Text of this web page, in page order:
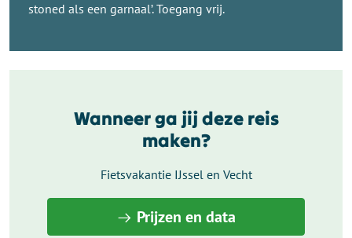
stoned als een garnaal’. Toegang vrij.
Wanneer ga jij deze reis
maken?
Fietsvakantie IJssel en Vecht
Prijzen en data